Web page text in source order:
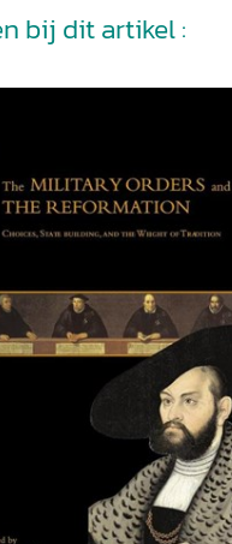
bij dit artikel :